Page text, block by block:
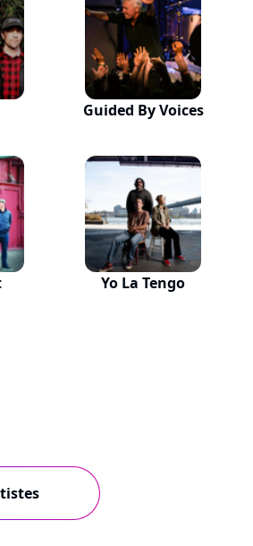
Guided By Voices
Yo La Tengo